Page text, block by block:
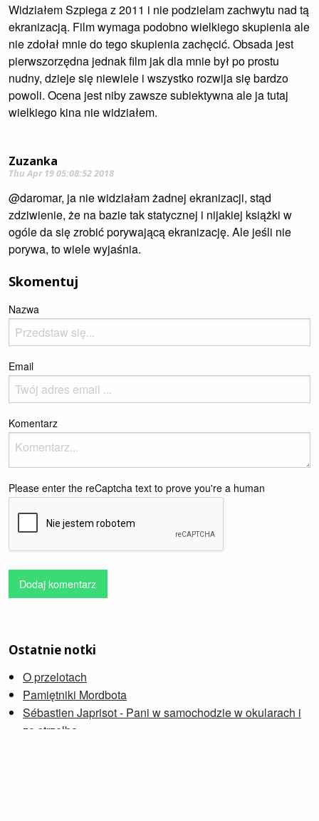
Widziałem Szpiega z 2011 i nie podzielam zachwytu nad tą
ekranizacją. Film wymaga podobno wielkiego skupienia ale
nie zdołał mnie do tego skupienia zachęcić. Obsada jest
pierwszorzędna jednak film jak dla mnie był po prostu
nudny, dzieje się niewiele i wszystko rozwija się bardzo
powoli. Ocena jest niby zawsze subiektywna ale ja tutaj
wielkiego kina nie widziałem.
Zuzanka
Thu Apr 19 05:08:52 2018
@daromar, ja nie widziałam żadnej ekranizacji, stąd
zdziwienie, że na bazie tak statycznej i nijakiej książki w
ogóle da się zrobić porywającą ekranizację. Ale jeśli nie
porywa, to wiele wyjaśnia.
Skomentuj
Nazwa
Email
Komentarz
Please enter the reCaptcha text to prove you're a human
Dodaj komentarz
Ostatnie notki
O przelotach
Pamiętniki Mordbota
Sébastien Japrisot - Pani w samochodzie w okularach i
ze strzelbą